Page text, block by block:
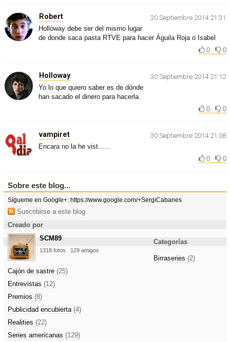
Robert
30 Septiembre 2014 21:31
Holloway debe ser del mismo lugar
de donde saca pasta RTVE para hacer Águila Roja o Isabel
0
0
Holloway
30 Septiembre 2014 21:12
Yo lo que quiero saber es de dónde
han sacado el dinero para hacerla.
0
0
vampiret
30 Septiembre 2014 21:08
Encara no la he vist......
0
0
Sobre este blog...
Sígueme en Google+: https://www.google.com/+SergiCabanes
Suscribirse a este blog
Creado por
SCM89
1318 fotos 129 amigos
Categorías
Birraseries (2)
Cajón de sastre (25)
Entrevistas (12)
Premios (8)
Publicidad encubierta (4)
Realities (22)
Series americanas (129)